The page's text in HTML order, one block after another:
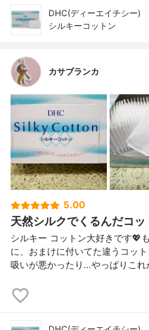
DHC(ディーエイチシー)
シルキーコットン
カサブランカ
5.00
天然シルクでくるんだコッ
シルキー コットン大好きです💖
に、おまけに付いてた違うコッ
吸いが悪かったり…やっぱりこ